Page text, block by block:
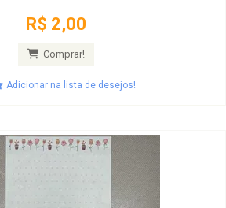
R$ 2,00
Comprar!
Adicionar na lista de desejos!